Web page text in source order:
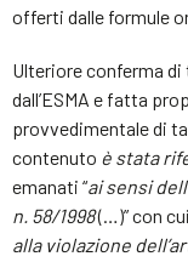
offerti dalle formule
Ulteriore conferma
dall’ESMA e fatta
provvedimentale di
contenuto è stata
emanati “ai sensi
n. 58/1998(…)” con
alla violazione